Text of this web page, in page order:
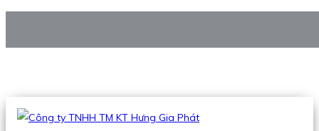
Hotline:0938 906 663